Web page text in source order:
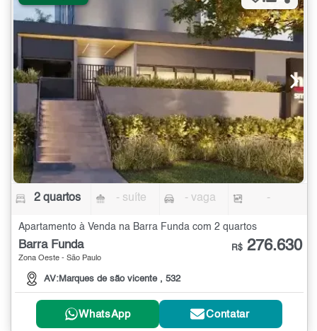
2 quartos - suíte - vaga -
Apartamento à Venda na Barra Funda com 2 quartos
Barra Funda
Zona Oeste - São Paulo
AV:Marques de são vicente , 532
R$ 276.630
WhatsApp Contatar